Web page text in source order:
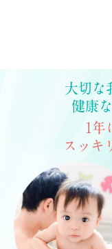
大切な
健康
1年
スッキ